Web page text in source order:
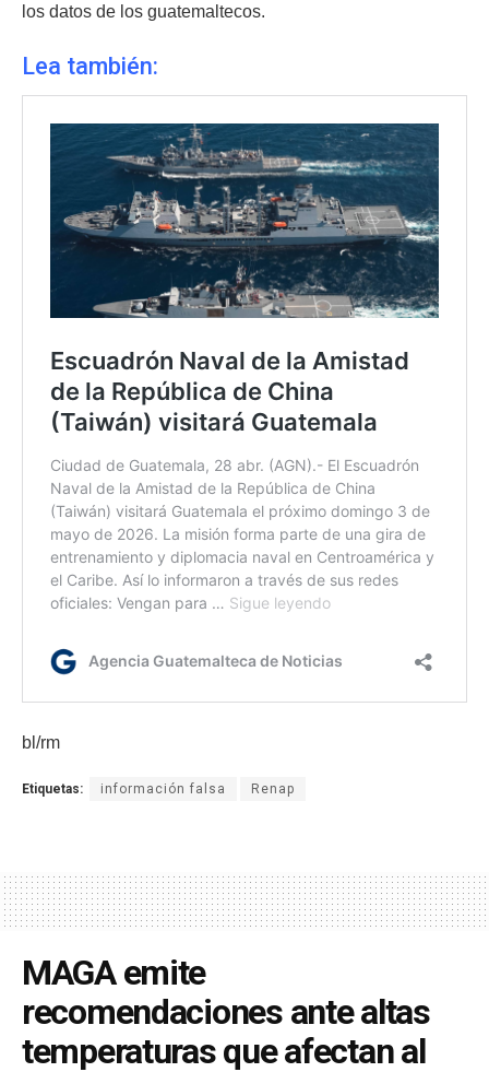
los datos de los guatemaltecos.
Lea también:
bl/rm
Etiquetas: información falsa Renap
MAGA emite
recomendaciones ante altas
temperaturas que afectan al